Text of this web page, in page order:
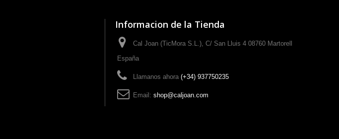
Informacion de la Tienda
Cal Joan (TicMora S.L.), C/ San Lluis 4 08760 Martorell
España
Llamanos ahora (+34) 937750235
Email: shop@caljoan.com